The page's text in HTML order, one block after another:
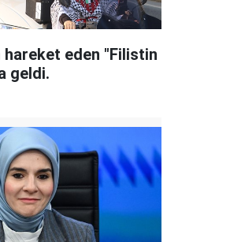
eden "Filistin
geldi.